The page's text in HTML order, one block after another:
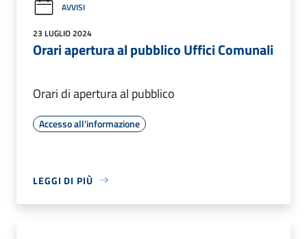
AVVISI
23 LUGLIO 2024
Orari apertura al pubblico Uffici Comunali
Orari di apertura al pubblico
Accesso all'informazione
LEGGI DI PIÙ